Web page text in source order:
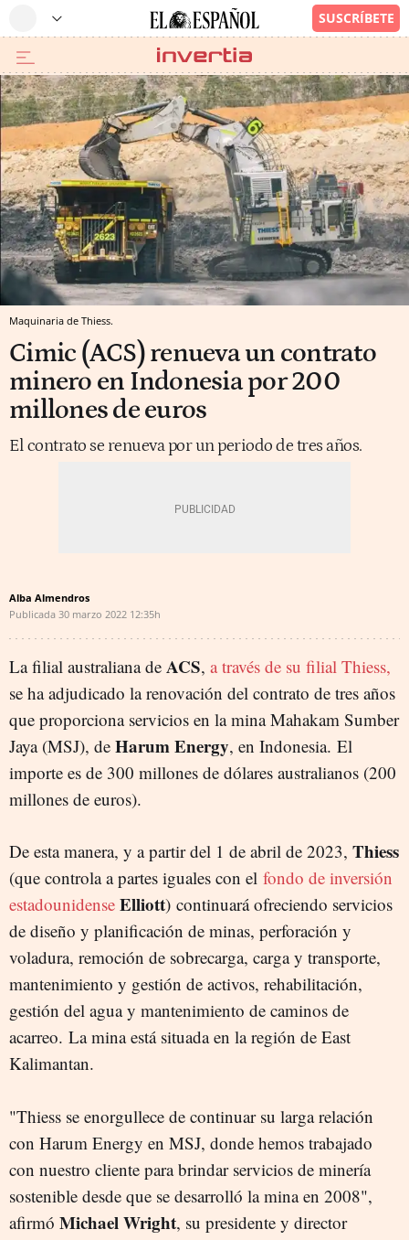
Maquinaria de Thiess.
Cimic (ACS) renueva un contrato
minero en Indonesia por 200
millones de euros
El contrato se renueva por un periodo de tres años.
Alba Almendros
Publicada 30 marzo 2022 12:35h
La filial australiana de ACS, a través de su filial Thiess,
se ha adjudicado la renovación del contrato de tres años
que proporciona servicios en la mina Mahakam Sumber
Jaya (MSJ), de Harum Energy, en Indonesia. El
importe es de 300 millones de dólares australianos (200
millones de euros).
De esta manera, y a partir del 1 de abril de 2023, Thiess
(que controla a partes iguales con el fondo de inversión
estadounidense Elliott) continuará ofreciendo servicios
de diseño y planificación de minas, perforación y
voladura, remoción de sobrecarga, carga y transporte,
mantenimiento y gestión de activos, rehabilitación,
gestión del agua y mantenimiento de caminos de
acarreo. La mina está situada en la región de East
Kalimantan.
"Thiess se enorgullece de continuar su larga relación
con Harum Energy en MSJ, donde hemos trabajado
con nuestro cliente para brindar servicios de minería
sostenible desde que se desarrolló la mina en 2008",
afirmó Michael Wright, su presidente y director